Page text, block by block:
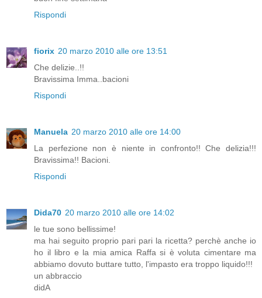
Rispondi
fiorix 20 marzo 2010 alle ore 13:51
Che delizie..!!
Bravissima Imma..bacioni
Rispondi
Manuela 20 marzo 2010 alle ore 14:00
La perfezione non è niente in confronto!! Che delizia!!!
Bravissima!! Bacioni.
Rispondi
Dida70 20 marzo 2010 alle ore 14:02
le tue sono bellissime!
ma hai seguito proprio pari pari la ricetta? perchè anche io
ho il libro e la mia amica Raffa si è voluta cimentare ma
abbiamo dovuto buttare tutto, l'impasto era troppo liquido!!!
un abbraccio
didA